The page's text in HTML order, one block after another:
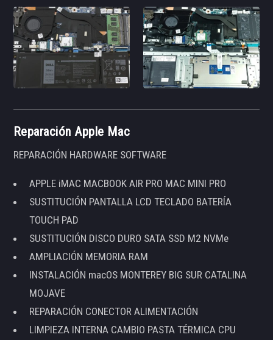
Reparación Apple Mac
REPARACIÓN HARDWARE SOFTWARE
APPLE iMAC MACBOOK AIR PRO MAC MINI PRO
SUSTITUCIÓN PANTALLA LCD TECLADO BATERÍA
TOUCH PAD
SUSTITUCIÓN DISCO DURO SATA SSD M2 NVMe
AMPLIACIÓN MEMORIA RAM
INSTALACIÓN macOS MONTEREY BIG SUR CATALINA
MOJAVE
REPARACIÓN CONECTOR ALIMENTACIÓN
LIMPIEZA INTERNA CAMBIO PASTA TÉRMICA CPU